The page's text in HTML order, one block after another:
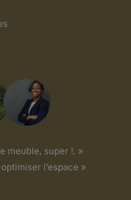
meuble, super !. »
l’espace »